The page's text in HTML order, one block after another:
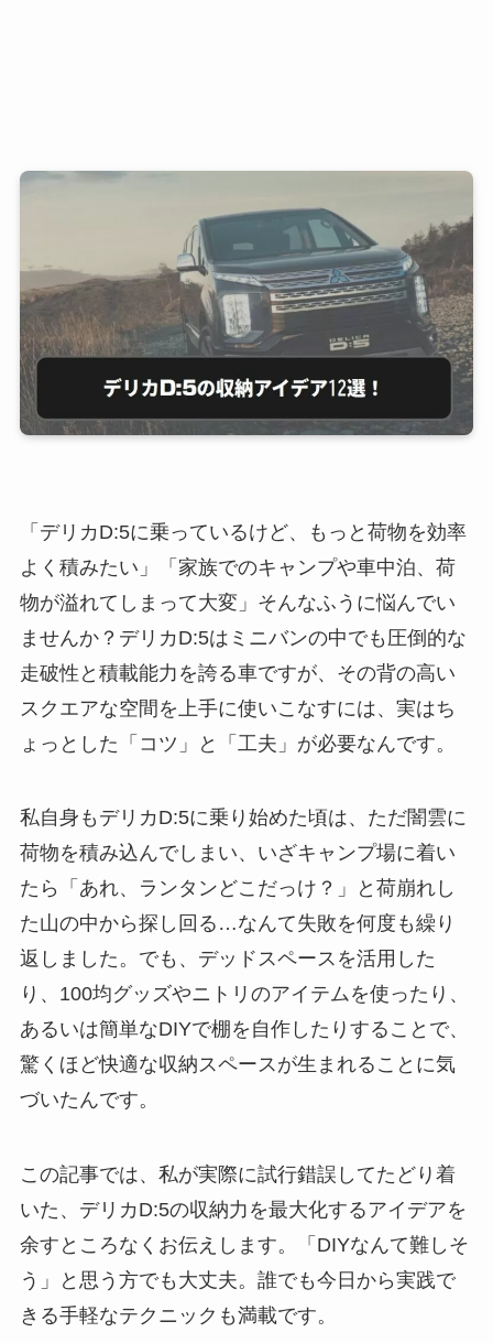
「デリカD:5に乗っているけど、もっと荷物を効率
よく積みたい」「家族でのキャンプや車中泊、荷
物が溢れてしまって大変」そんなふうに悩んでい
ませんか？デリカD:5はミニバンの中でも圧倒的な
走破性と積載能力を誇る車ですが、その背の高い
スクエアな空間を上手に使いこなすには、実はち
ょっとした「コツ」と「工夫」が必要なんです。
私自身もデリカD:5に乗り始めた頃は、ただ闇雲に
荷物を積み込んでしまい、いざキャンプ場に着い
たら「あれ、ランタンどこだっけ？」と荷崩れし
た山の中から探し回る…なんて失敗を何度も繰り
返しました。でも、デッドスペースを活用した
り、100均グッズやニトリのアイテムを使ったり、
あるいは簡単なDIYで棚を自作したりすることで、
驚くほど快適な収納スペースが生まれることに気
づいたんです。
この記事では、私が実際に試行錯誤してたどり着
いた、デリカD:5の収納力を最大化するアイデアを
余すところなくお伝えします。「DIYなんて難しそ
う」と思う方でも大丈夫。誰でも今日から実践で
きる手軽なテクニックも満載です。